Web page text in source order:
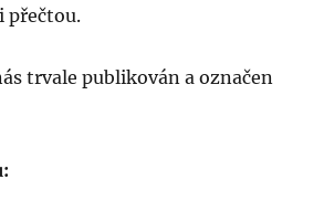
přečtou.
trvale publikován a označen